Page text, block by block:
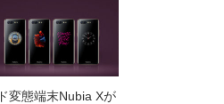
ド変態端末Nubia Xが